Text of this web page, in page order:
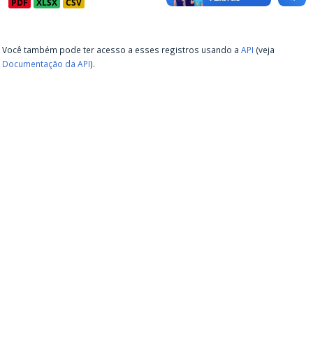
Você também pode ter acesso a esses registros usando a API (veja
Documentação da API).